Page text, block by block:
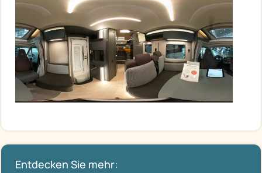
Entdecken Sie mehr: